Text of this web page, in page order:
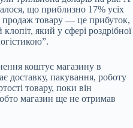
що приблизно 17% усіх
продаж товару — це прибуток,
який у сфері роздрібної
коштує магазину в
доставку, пакування, роботу
товару, поки він
магазин ще не отримав